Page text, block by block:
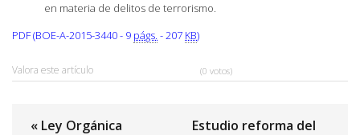
en materia de delitos de terrorismo.
PDF (BOE-A-2015-3440 - 9 págs. - 207 KB)
Valora este artículo (0 votos)
« Ley Orgánica
Estudio reforma del